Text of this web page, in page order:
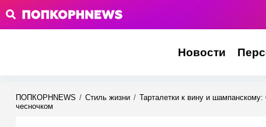
Новости
ПОПКОРНNEWS / Стиль жизни / Тарталетки к вину и
чесночком